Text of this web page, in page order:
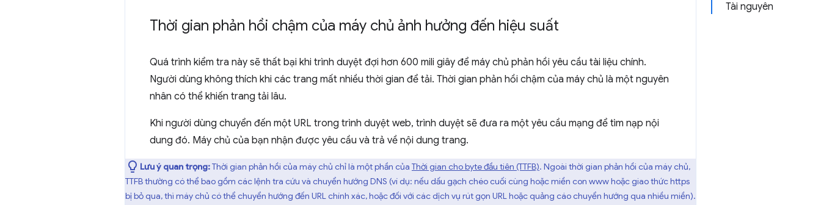
Tài nguyên
Thời gian phản hồi chậm của máy chủ ảnh hưởng đến hiệu suất
Quá trình kiểm tra này sẽ thất bại khi trình duyệt đợi hơn 600 mili giây để máy chủ phản hồi yêu cầu tài liệu chính.
Người dùng không thích khi các trang mất nhiều thời gian để tải. Thời gian phản hồi chậm của máy chủ là một nguyên
nhân có thể khiến trang tải lâu.
Khi người dùng chuyển đến một URL trong trình duyệt web, trình duyệt sẽ đưa ra một yêu cầu mạng để tìm nạp nội
dung đó. Máy chủ của bạn nhận được yêu cầu và trả về nội dung trang.
Lưu ý quan trọng:Thời gian phản hồi của máy chủ chỉ là một phần của Thời gian cho byte đầu tiên (TTFB). Ngoài thời gian phản hồi của máy chủ,
TTFB thường có thể bao gồm các lệnh tra cứu và chuyển hướng DNS (ví dụ: nếu dấu gạch chéo cuối cùng hoặc miền con www hoặc giao thức https
bị bỏ qua, thì máy chủ có thể chuyển hướng đến URL chính xác, hoặc đối với các dịch vụ rút gọn URL hoặc quảng cáo chuyển hướng qua nhiều miền).